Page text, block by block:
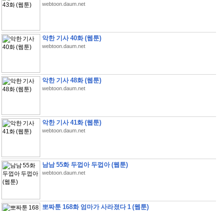
webtoon.daum.net
악한 기사 40화 (웹툰)
webtoon.daum.net
악한 기사 48화 (웹툰)
webtoon.daum.net
악한 기사 41화 (웹툰)
webtoon.daum.net
남남 55화 두껍아 두껍아 (웹툰)
webtoon.daum.net
뽀짜툰 168화 엄마가 사라졌다 1 (웹툰)